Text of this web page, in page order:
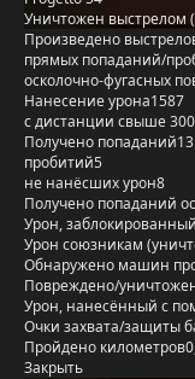
Уничтожен выстрелом
Произведено
прямых попаданий/
осколочно-фугасных
Нанесение урона1587
с дистанции свыше
Получено попаданий13
пробитий5
не нанёсших урон8
Получено попаданий
Урон,
Урон союзникам
Обнаружено машин
Повреждено/
Урон, нанесённый с
Очки захвата/защиты
Пройдено километров
Закрыть